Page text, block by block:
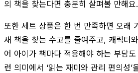
의 책을 찾는다면 충분히 살펴볼 만해요.
또한 세트 상품은 한 번 만족하면 오래
새 책을 찾는 수고를 줄여주고, 캐릭터
어 아이가 책마다 적응해야 하는 부담
런 의미에서 ‘읽는 재미와 관리 편의성’